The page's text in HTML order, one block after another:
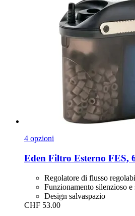
4 opzioni
Eden Filtro Esterno FES,
Regolatore di flusso
Funzionamento silenzioso e
Design salvaspazio
CHF 53.00